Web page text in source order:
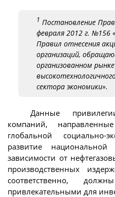
1 Постановление
февраля 2012 г. №156
Правил отнесения
организаций,
организованном
сектора экономики».
Данные
компаний,
глобальной социально-
развитие
зависимости от
производственных
соответственно,
привлекательными для